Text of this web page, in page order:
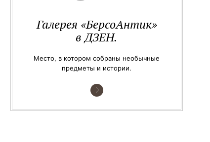
Галерея «БерсоАнтик»
в ДЗЕН.
Место, в котором собраны необычные
предметы и истории.